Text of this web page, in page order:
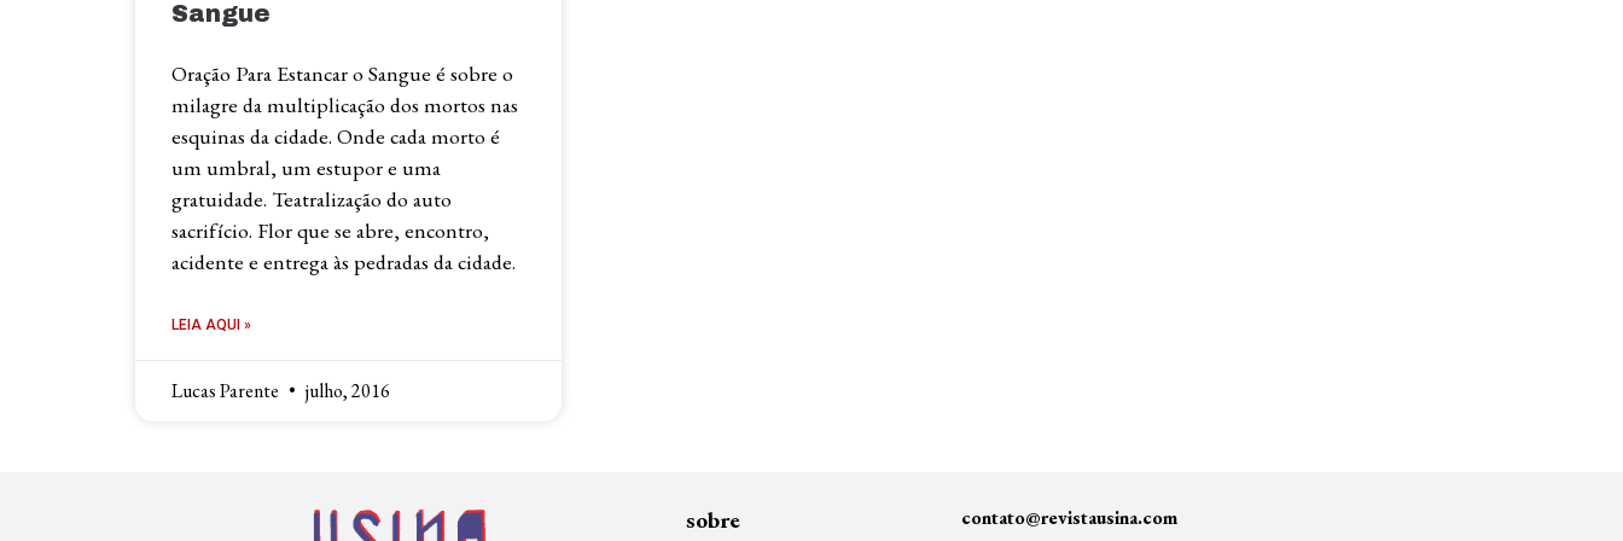
Sangue
Oração Para Estancar o Sangue é sobre o
milagre da multiplicação dos mortos nas
esquinas da cidade. Onde cada morto é
um umbral, um estupor e uma
gratuidade. Teatralização do auto
sacrifício. Flor que se abre, encontro,
acidente e entrega às pedradas da cidade.
LEIA AQUI »
Lucas Parente julho, 2016
sobre contato@revistausina.com